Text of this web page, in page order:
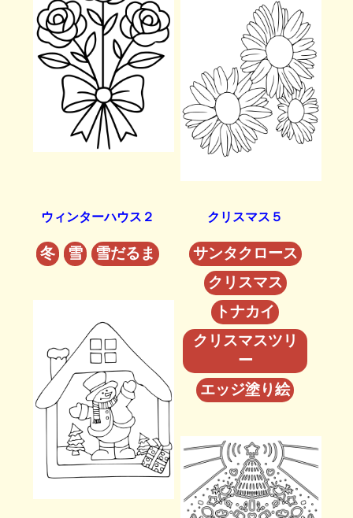
ウィンターハウス２
冬 雪 雪だるま
クリスマス５
サンタクロース
クリスマス
トナカイ
クリスマスツリ
ー
エッジ塗り絵